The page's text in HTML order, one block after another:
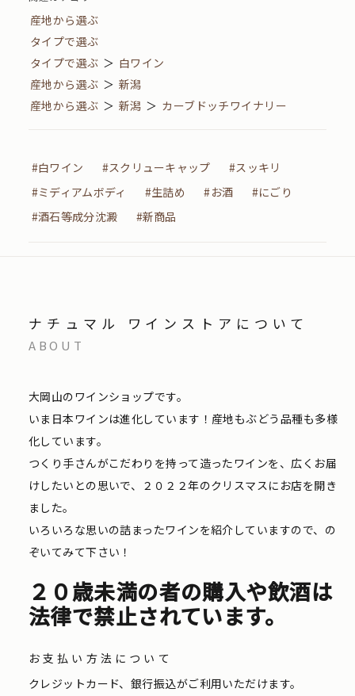
産地から選ぶ
タイプで選ぶ
タイプで選ぶ ＞ 白ワイン
産地から選ぶ ＞ 新潟
産地から選ぶ ＞ 新潟 ＞ カーブドッチワイナリー
#白ワイン #スクリューキャップ
#スッキリ
#ミディアムボディ
#生詰め #お酒
#にごり
#酒石等成分沈澱
#新商品
ナチュマル ワインストアについて
ABOUT
大岡山のワインショップです。
いま日本ワインは進化しています！産地もぶどう品種も多様
化しています。
つくり手さんがこだわりを持って造ったワインを、広くお届
けしたいとの思いで、２０２２年のクリスマスにお店を開き
ました。
いろいろな思いの詰まったワインを紹介していますので、の
ぞいてみて下さい！
２０歳未満の者の購入や飲酒は
法律で禁止されています。
お支払い方法について
クレジットカード、銀行振込がご利用いただけます。